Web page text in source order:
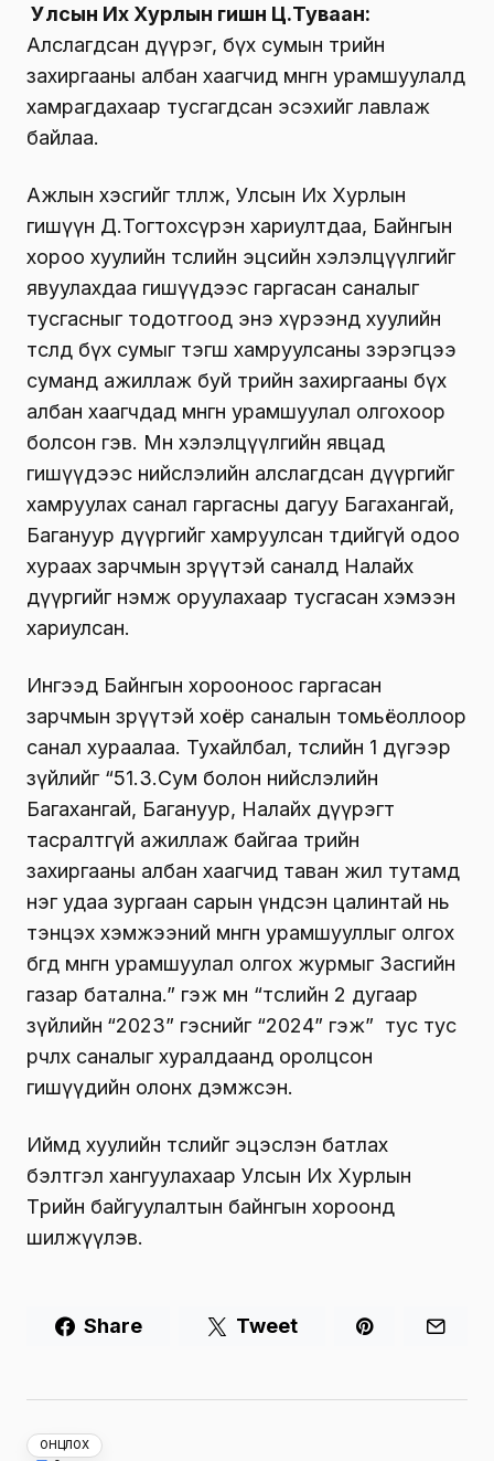
Улсын Их Хурлын гишүүн Ц.Туваан:
Алслагдсан дүүрэг, бүх сумын төрийн
захиргааны албан хаагчид мөнгөн урамшуулалд
хамрагдахаар тусгагдсан эсэхийг лавлаж
байлаа.
Ажлын хэсгийг төлөөлж, Улсын Их Хурлын
гишүүн Д.Тогтохсүрэн хариултдаа, Байнгын
хороо хуулийн төслийн эцсийн хэлэлцүүлгийг
явуулахдаа гишүүдээс гаргасан саналыг
тусгасныг тодотгоод энэ хүрээнд хуулийн
төсөлд бүх сумыг тэгш хамруулсаны зэрэгцээ
суманд ажиллаж буй төрийн захиргааны бүх
албан хаагчдад мөнгөн урамшуулал олгохоор
болсон гэв. Мөн хэлэлцүүлгийн явцад
гишүүдээс нийслэлийн алслагдсан дүүргийг
хамруулах санал гаргасны дагуу Багахангай,
Багануур дүүргийг хамруулсан төдийгүй одоо
хураах зарчмын зөрүүтэй саналд Налайх
дүүргийг нэмж оруулахаар тусгасан хэмээн
хариулсан.
Ингээд Байнгын хорооноос гаргасан
зарчмын зөрүүтэй хоёр саналын томьёоллоор
санал хураалаа. Тухайлбал, төслийн 1 дүгээр
зүйлийг “51.3.Сум болон нийслэлийн
Багахангай, Багануур, Налайх дүүрэгт
тасралтгүй ажиллаж байгаа төрийн
захиргааны албан хаагчид таван жил тутамд
нэг удаа зургаан сарын үндсэн цалинтай нь
тэнцэх хэмжээний мөнгөн урамшууллыг олгох
бөгөөд мөнгөн урамшуулал олгох журмыг Засгийн
газар батална.” гэж мөн “төслийн 2 дугаар
зүйлийн “2023” гэснийг “2024” гэж” тус тус
өөрчлөх саналыг хуралдаанд оролцсон
гишүүдийн олонх дэмжсэн.
Иймд хуулийн төслийг эцэслэн батлах
бэлтгэл хангуулахаар Улсын Их Хурлын
Төрийн байгуулалтын байнгын хороонд
шилжүүлэв.
Share Tweet
ОНЦЛОХ